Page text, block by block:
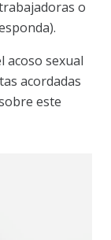
o
acoso sexual
acordadas
este